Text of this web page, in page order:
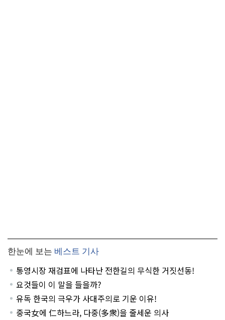
한눈에 보는 베스트 기사
통영시장 재검표에 나타난 전한길의 무식한 거짓선동!
요것들이 이 말을 들을까?
유독 한국의 극우가 사대주의로 기운 이유!
중국女에 仁하느라, 다중(多衆)을 줄세운 의사